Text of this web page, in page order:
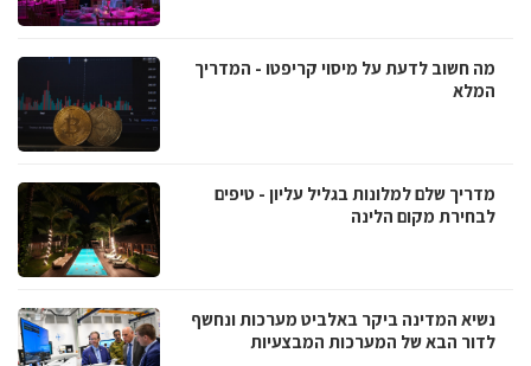
מה חשוב לדעת על מיסוי קריפטו - המדריך
המלא
מדריך שלם למלונות בגליל עליון - טיפים
לבחירת מקום הלינה
נשיא המדינה ביקר באלביט מערכות ונחשף
לדור הבא של המערכות המבצעיות